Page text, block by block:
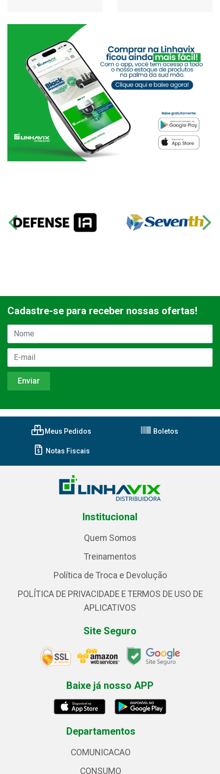
Cadastre-se para receber nossas ofertas!
Meus Pedidos Boletos
Notas Fiscais
Institucional
Quem Somos
Treinamentos
Política de Troca e Devolução
POLÍTICA DE PRIVACIDADE E TERMOS DE USO DE
APLICATIVOS
Site Seguro
Baixe já nosso APP
Departamentos
COMUNICACAO
CONSUMO